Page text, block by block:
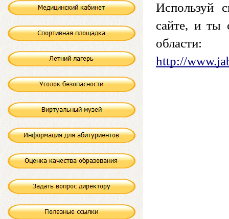
Используй
сайте, и ты
области:
http://